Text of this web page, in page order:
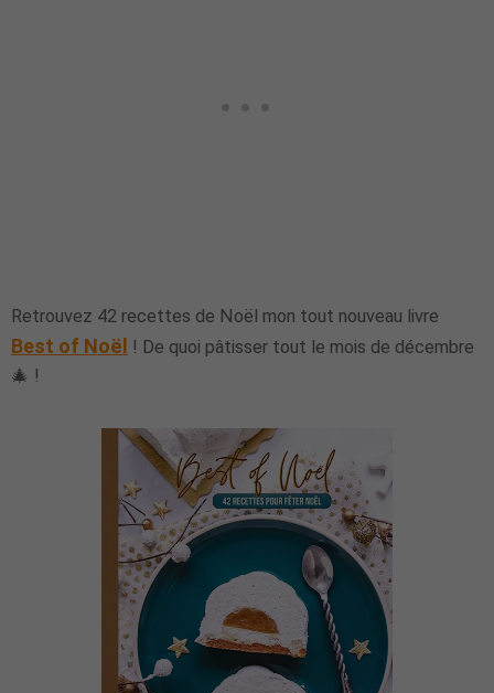
Retrouvez 42 recettes de Noël mon tout nouveau livre
Best of Noël
! De quoi pâtisser tout le mois de décembre
🎄 !